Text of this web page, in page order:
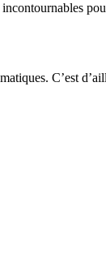
C’est